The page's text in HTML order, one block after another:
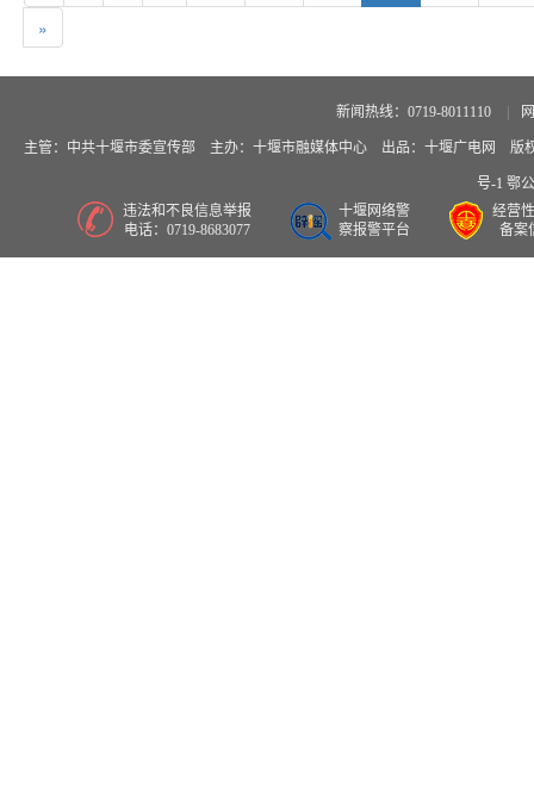
»
新闻热线：0719-8011110
主管：中共十堰市委宣传部 主办：十堰市融媒体中心 出品：十堰广电网
号-1 鄂
违法和不良信息举报
电话：0719-8683077
十堰网络警
察报警平台
经营
备案